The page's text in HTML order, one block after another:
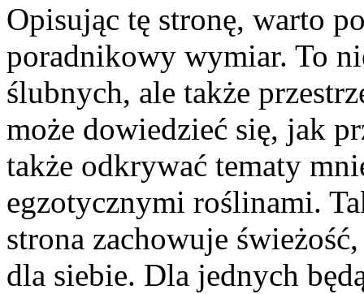
Opisując tę stronę, warto
poradnikowy wymiar. To
ślubnych, ale także
może dowiedzieć się, jak
także odkrywać tematy
egzotycznymi roślinami.
strona zachowuje
dla siebie. Dla jednych